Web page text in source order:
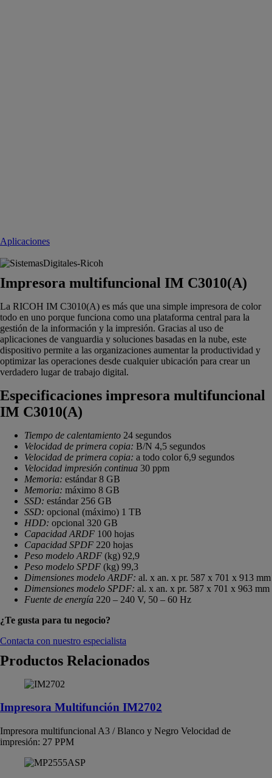
Aplicaciones
Impresora multifuncional IM C3010(A)
La RICOH IM C3010(A) es más que una simple impresora de color
todo en uno porque funciona como una plataforma central para la
gestión de la información y la impresión. Gracias al uso de
aplicaciones de vanguardia y soluciones basadas en la nube, este
dispositivo permite a las organizaciones aumentar la productividad y
optimizar las operaciones desde cualquier ubicación para crear un
verdadero lugar de trabajo digital.
Especificaciones impresora multifuncional
IM C3010(A)
Tiempo de calentamiento 24 segundos
Velocidad de primera copia: B/N 4,5 segundos
Velocidad de primera copia: a todo color 6,9 segundos
Velocidad impresión continua 30 ppm
Memoria: estándar 8 GB
Memoria: máximo 8 GB
SSD: estándar 256 GB
SSD: opcional (máximo) 1 TB
HDD: opcional 320 GB
Capacidad ARDF 100 hojas
Capacidad SPDF 220 hojas
Peso modelo ARDF (kg) 92,9
Peso modelo SPDF (kg) 99,3
Dimensiones modelo ARDF: al. x an. x pr. 587 x 701 x 913 mm
Dimensiones modelo SPDF: al. x an. x pr. 587 x 701 x 963 mm
Fuente de energía 220 – 240 V, 50 – 60 Hz
¿Te gusta para tu negocio?
Contacta con nuestro especialista
Productos Relacionados
Impresora Multifunción IM2702
Impresora multifuncional A3 / Blanco y Negro Velocidad de
impresión: 27 PPM